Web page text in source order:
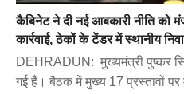
कैबिनेट ने दी नई आबकारी नीति को
कार्रवाई, ठेकों के टेंडर में स्थानीय
DEHRADUN: मुख्यमंत्री पुष्कर
गई है। बैठक में मुख्य 17 प्रस्तावों पर